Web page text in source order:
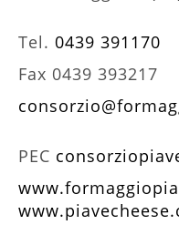
Tel. 0439 391170
Fax 0439 393217
PEC